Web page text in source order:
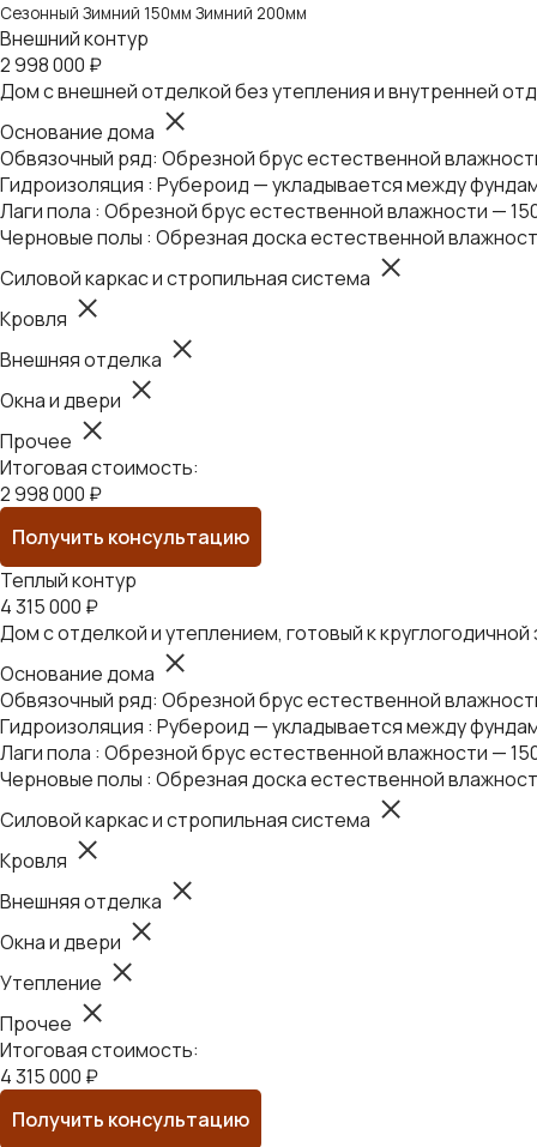
Сезонный Зимний 150мм Зимний 200мм
Внешний контур
2 998 000 ₽
Дом с внешней отделкой без утепления и внутренней
Основание дома
Обвязочный ряд: Обрезной брус естественной
Гидроизоляция : Рубероид — укладывается между
Лаги пола : Обрезной брус естественной влажности —
Черновые полы : Обрезная доска естественной
Силовой каркас и стропильная система
Кровля
Внешняя отделка
Окна и двери
Прочее
Итоговая стоимость:
2 998 000 ₽
Получить консультацию
Теплый контур
4 315 000 ₽
Дом с отделкой и утеплением, готовый к
Основание дома
Обвязочный ряд: Обрезной брус естественной
Гидроизоляция : Рубероид — укладывается между
Лаги пола : Обрезной брус естественной влажности —
Черновые полы : Обрезная доска естественной
Силовой каркас и стропильная система
Кровля
Внешняя отделка
Окна и двери
Утепление
Прочее
Итоговая стоимость:
4 315 000 ₽
Получить консультацию